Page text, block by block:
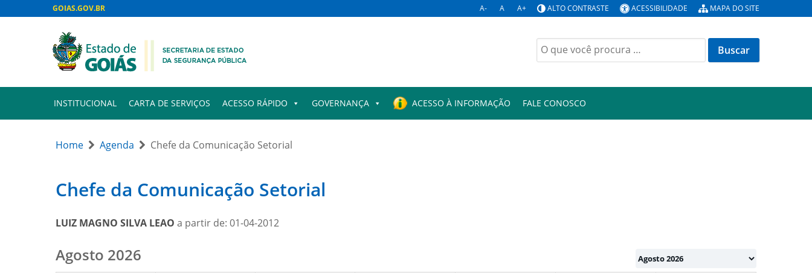
GOIAS.GOV.BR A- A A+ ALTO CONTRASTE ACESSIBILIDADE MAPA DO SITE
Buscar
por:
INSTITUCIONAL CARTA DE SERVIÇOS ACESSO RÁPIDO GOVERNANÇA ACESSO À INFORMAÇÃO FALE CONOSCO
Home Agenda Chefe da Comunicação Setorial
Chefe da Comunicação Setorial
LUIZ MAGNO SILVA LEAO a partir de: 01-04-2012
Month
selection
Agosto 2026